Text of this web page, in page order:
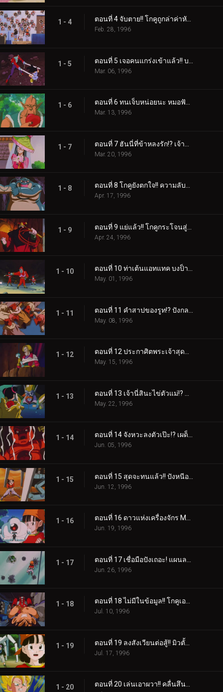
1 - 4 ตอนที่ 4 จับตาย!! โกคูถูกล่าค่าหัว!?
Feb. 28, 1996
1 - 5
Mar. 06, 1996
1 - 6 ตอนที่ 6 ทนเจ็บหน่อยนะ หมอฟันโกคูมาแล้ว
Mar. 13, 1996
1 - 7
Mar. 20, 1996
1 - 8 ตอนที่ 8 โกคูยังตกใจ!! ความลับของพลังหนวด
Apr. 17, 1996
1 - 9
Apr. 24, 1996
1 - 10 ตอนที่ 10 ท่าเต้นแอทแทค บงป็าปป้า
May. 01, 1996
1 - 11
May. 08, 1996
1 - 12 ตอนที่ 12 ประกาศิตพระเจ้าสุดทน!! รูทถูกปลุกให้ตื่น
May. 15, 1996
1 - 13
May. 22, 1996
1 - 14 ตอนที่ 14 จังหวะลงตัวเป๊ะ!? เผด็จศึกเจ้ารูท!!
Jun. 05, 1996
1 - 15
Jun. 12, 1996
1 - 16 ตอนที่ 16 ดาวแห่งเครื่องจักร M2 --- กิลล์หักหลังพวกเรางั้นหรือ!?
Jun. 19, 1996
1 - 17
Jun. 26, 1996
1 - 18 ตอนที่ 18 ไม่มีในข้อมูล!! โกคูเอาจริงขึ้นมาแล้ว
Jul. 10, 1996
1 - 19
Jul. 17, 1996
1 - 20 ตอนที่ 20 เล่นเอาผวา!! คลื่นสึนามิโลหะบุกจู่โจมโกคู